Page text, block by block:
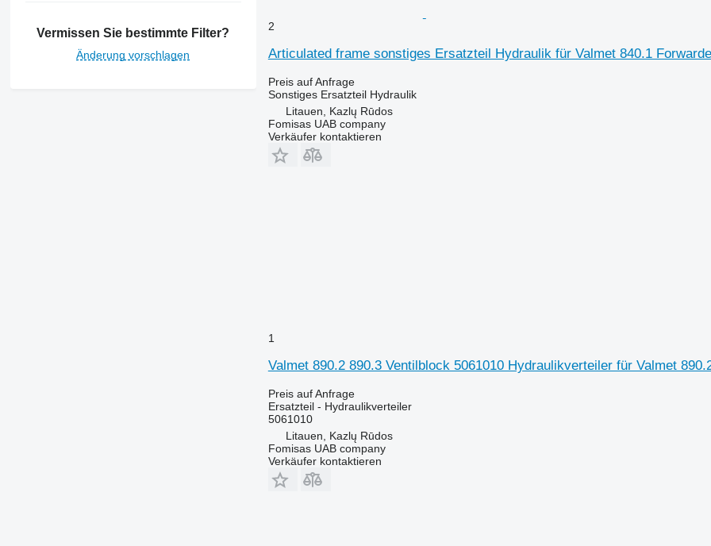
Vermissen Sie bestimmte Filter?
Änderung vorschlagen
2
Articulated frame sonstiges Ersatzteil Hydraulik für Valmet 840.1
Preis auf Anfrage
Sonstiges Ersatzteil Hydraulik
Litauen, Kazlų Rūdos
Fomisas UAB company
Verkäufer kontaktieren
1
Valmet 890.2 890.3 Ventilblock 5061010 Hydraulikverteiler für Valmet
Preis auf Anfrage
Ersatzteil - Hydraulikverteiler
5061010
Litauen, Kazlų Rūdos
Fomisas UAB company
Verkäufer kontaktieren